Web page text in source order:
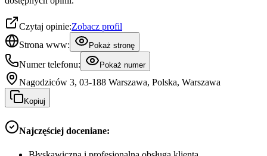
Czytaj opinie:Zobacz profil
Strona www:
Pokaż stronę
Numer telefonu: Pokaż numer
Nagodziców 3, 03-188 Warszawa, Polska, Warszawa
Kopiuj
Najczęściej doceniane: